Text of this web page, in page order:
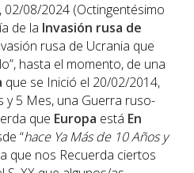
02/08/2024 (Octingentésimo
de la Invasión rusa de
rusa de Ucrania que
hasta el momento, de una
que se Inició el 20/02/2014,
y 5 Mes, una Guerra ruso-
que Europa está En
“hace Ya Más de 10 Años y
que nos Recuerda ciertos